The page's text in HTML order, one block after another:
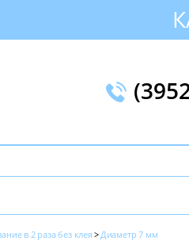
в 2 раза без клея Диаметр 7 мм